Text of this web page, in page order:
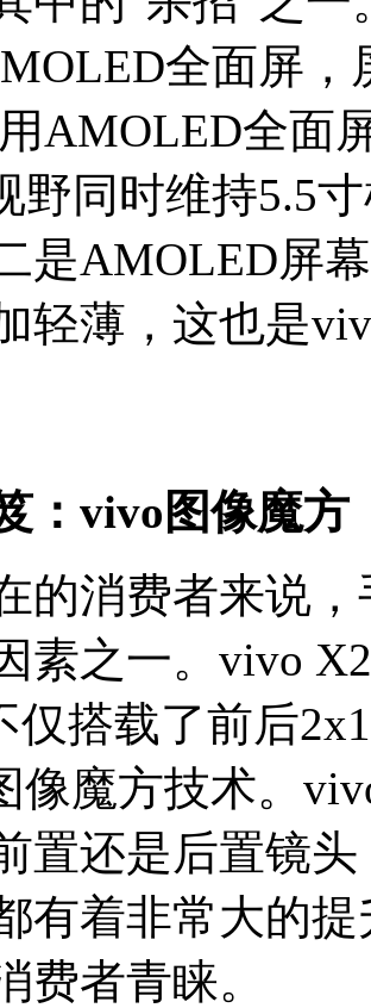
全面屏
AMOLED全面
野同时维持5.5
是AMOLED屏
轻薄，这也是
：vivo图像魔方
的消费者来说
素之一。vivo
仅搭载了前后
像魔方技术。
置还是后置镜
有着非常大的
费者青睐。